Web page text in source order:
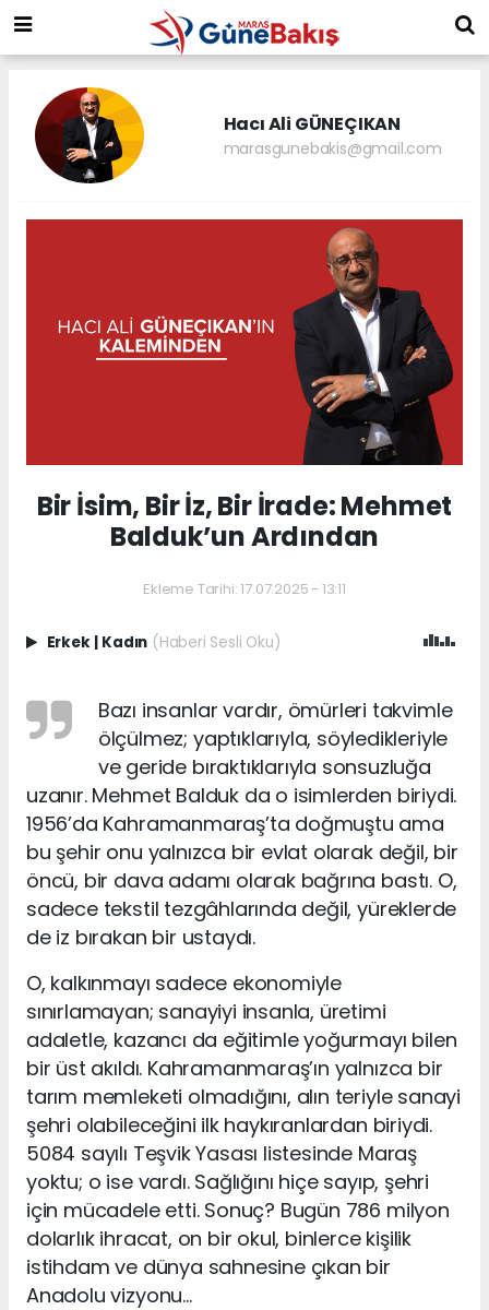
Hacı Ali GÜNEÇIKAN
marasgunebakis@gmail.com
Bir İsim, Bir İz, Bir İrade: Mehmet
Balduk’un Ardından
Ekleme Tarihi: 17.07.2025 - 13:11
Erkek | Kadın (Haberi Sesli Oku)
Bazı insanlar vardır, ömürleri takvimle
ölçülmez; yaptıklarıyla, söyledikleriyle
ve geride bıraktıklarıyla sonsuzluğa
uzanır. Mehmet Balduk da o isimlerden biriydi.
1956’da Kahramanmaraş’ta doğmuştu ama
bu şehir onu yalnızca bir evlat olarak değil, bir
öncü, bir dava adamı olarak bağrına bastı. O,
sadece tekstil tezgâhlarında değil, yüreklerde
de iz bırakan bir ustaydı.
O, kalkınmayı sadece ekonomiyle
sınırlamayan; sanayiyi insanla, üretimi
adaletle, kazancı da eğitimle yoğurmayı bilen
bir üst akıldı. Kahramanmaraş’ın yalnızca bir
tarım memleketi olmadığını, alın teriyle sanayi
şehri olabileceğini ilk haykıranlardan biriydi.
5084 sayılı Teşvik Yasası listesinde Maraş
yoktu; o ise vardı. Sağlığını hiçe sayıp, şehri
için mücadele etti. Sonuç? Bugün 786 milyon
dolarlık ihracat, on bir okul, binlerce kişilik
istihdam ve dünya sahnesine çıkan bir
Anadolu vizyonu…